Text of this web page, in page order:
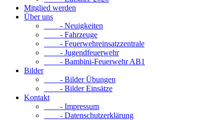
Mitglied werden
Über uns
- Neuigkeiten
- Fahrzeuge
- Feuerwehreinsatzzentrale
- Jugendfeuerwehr
- Bambini-Feuerwehr AB1
Bilder
- Bilder Übungen
- Bilder Einsätze
Kontakt
- Impressum
- Datenschutzerklärung